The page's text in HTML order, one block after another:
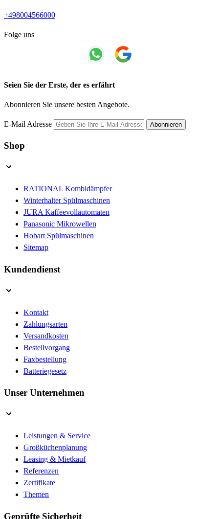
+498004566000
Folge uns
Seien Sie der Erste, der es erfährt
Abonnieren Sie unsere besten Angebote.
E-Mail Adresse Abonnieren
Shop
RATIONAL Kombidämpfer
Winterhalter Spülmaschinen
JURA Kaffeevollautomaten
Panasonic Mikrowellen
Hobart Spülmaschinen
Sitemap
Kundendienst
Kontakt
Zahlungsarten
Versandkosten
Bestellvorgang
Faxbestellung
Batteriegesetz
Unser Unternehmen
Leistungen & Service
Großküchenplanung
Leasing & Mietkauf
Referenzen
Zertifikate
Themen
Geprüfte Sicherheit